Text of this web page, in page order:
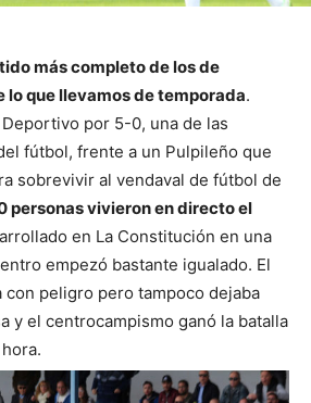
más completo de los de
lo que llevamos de temporada.
por 5-0, una de las
fútbol, frente a un Pulpileño que
sobrevivir al vendaval de fútbol de
personas vivieron en directo el
en La Constitución en una
empezó bastante igualado. El
con peligro pero tampoco dejaba
y el centrocampismo ganó la batalla